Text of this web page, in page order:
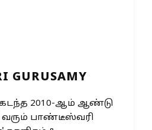
GURUSAMY
2010-ஆம் ஆண்டு
வரும் பாண்டீஸ்வரி